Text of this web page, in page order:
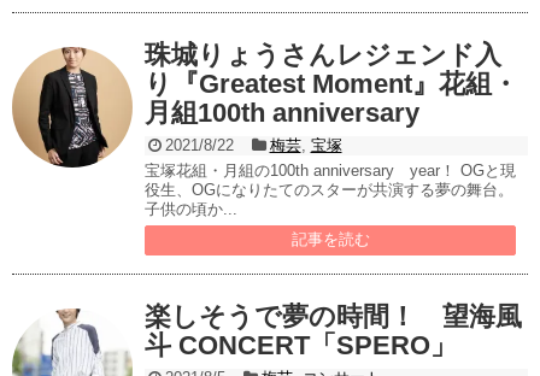
珠城りょうさんレジェンド入
り『Greatest Moment』花組・
月組100th anniversary
2021/8/22 梅芸, 宝塚
宝塚花組・月組の100th anniversary year！ OGと現
役生、OGになりたてのスターが共演する夢の舞台。
子供の頃か...
記事を読む
楽しそうで夢の時間！ 望海風
斗 CONCERT「SPERO」